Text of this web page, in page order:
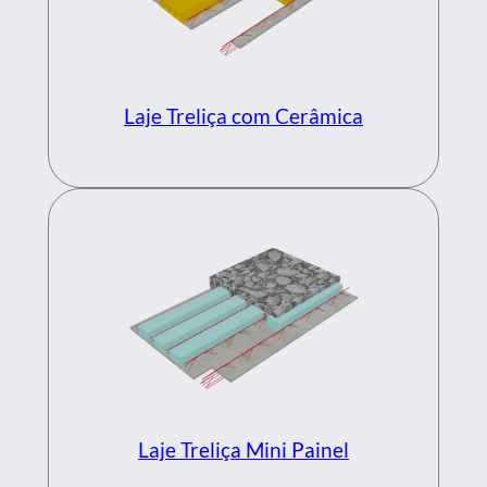
Laje Treliça com Cerâmica
Laje Treliça Mini Painel